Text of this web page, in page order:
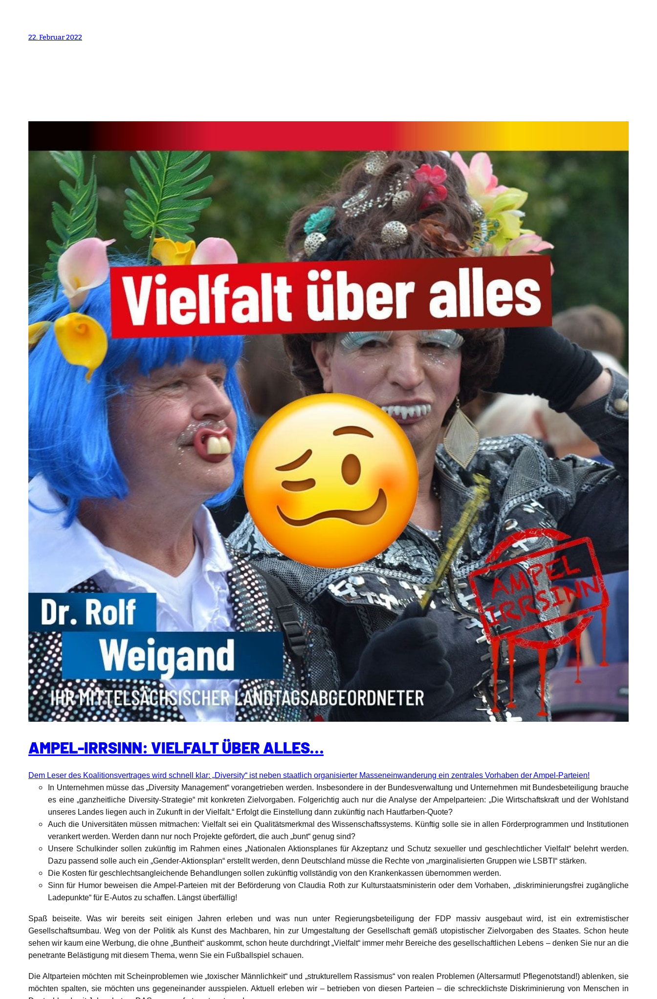
22. Februar 2022
AMPEL-IRRSINN: VIELFALT ÜBER ALLES…
Dem Leser des Koalitionsvertrages wird schnell klar: „Diversity“ ist neben staatlich organisierter Masseneinwanderung ein zentrales Vorhaben der Ampel-Parteien!
In Unternehmen müsse das „Diversity Management“ vorangetrieben werden. Insbesondere in der Bundesverwaltung und Unternehmen mit Bundesbeteiligung brauche
es eine „ganzheitliche Diversity-Strategie“ mit konkreten Zielvorgaben. Folgerichtig auch nur die Analyse der Ampelparteien: „Die Wirtschaftskraft und der Wohlstand
unseres Landes liegen auch in Zukunft in der Vielfalt.“ Erfolgt die Einstellung dann zukünftig nach Hautfarben-Quote?
Auch die Universitäten müssen mitmachen: Vielfalt sei ein Qualitätsmerkmal des Wissenschaftssystems. Künftig solle sie in allen Förderprogrammen und Institutionen
verankert werden. Werden dann nur noch Projekte gefördert, die auch „bunt“ genug sind?
Unsere Schulkinder sollen zukünftig im Rahmen eines „Nationalen Aktionsplanes für Akzeptanz und Schutz sexueller und geschlechtlicher Vielfalt“ belehrt werden.
Dazu passend solle auch ein „Gender-Aktionsplan“ erstellt werden, denn Deutschland müsse die Rechte von „marginalisierten Gruppen wie LSBTI“ stärken.
Die Kosten für geschlechtsangleichende Behandlungen sollen zukünftig vollständig von den Krankenkassen übernommen werden.
Sinn für Humor beweisen die Ampel-Parteien mit der Beförderung von Claudia Roth zur Kulturstaatsministerin oder dem Vorhaben, „diskriminierungsfrei zugängliche
Ladepunkte“ für E-Autos zu schaffen. Längst überfällig!
Spaß beiseite. Was wir bereits seit einigen Jahren erleben und was nun unter Regierungsbeteiligung der FDP massiv ausgebaut wird, ist ein extremistischer
Gesellschaftsumbau. Weg von der Politik als Kunst des Machbaren, hin zur Umgestaltung der Gesellschaft gemäß utopistischer Zielvorgaben des Staates. Schon heute
sehen wir kaum eine Werbung, die ohne „Buntheit“ auskommt, schon heute durchdringt „Vielfalt“ immer mehr Bereiche des gesellschaftlichen Lebens – denken Sie nur an die
penetrante Belästigung mit diesem Thema, wenn Sie ein Fußballspiel schauen.
Die Altparteien möchten mit Scheinproblemen wie „toxischer Männlichkeit“ und „strukturellem Rassismus“ von realen Problemen (Altersarmut! Pflegenotstand!) ablenken, sie
möchten spalten, sie möchten uns gegeneinander ausspielen. Aktuell erleben wir – betrieben von diesen Parteien – die schrecklichste Diskriminierung von Menschen in